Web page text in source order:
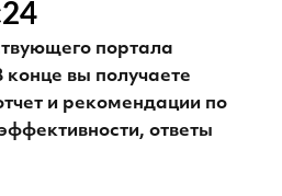
портала
конце вы получаете
и рекомендации по
ответы